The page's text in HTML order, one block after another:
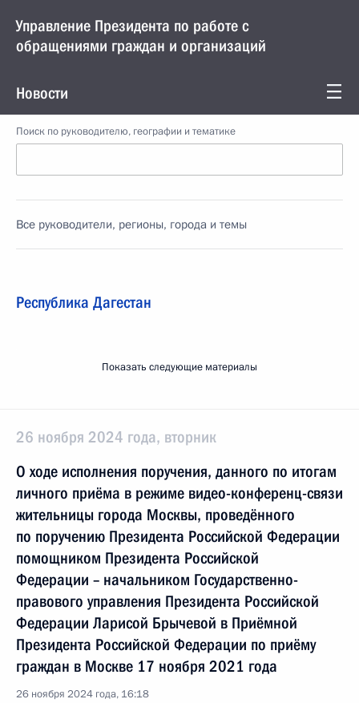
Управление Президента по работе с
обращениями граждан и организаций
Новости
Поиск по руководителю, географии и тематике
Все руководители, регионы, города и темы
Республика Дагестан
Показать следующие материалы
26 ноября 2024 года, вторник
О ходе исполнения поручения, данного по итогам
личного приёма в режиме видео-конференц-связи
жительницы города Москвы, проведённого
по поручению Президента Российской Федерации
помощником Президента Российской
Федерации – начальником Государственно-
правового управления Президента Российской
Федерации Ларисой Брычевой в Приёмной
Президента Российской Федерации по приёму
граждан в Москве 17 ноября 2021 года
26 ноября 2024 года, 16:18